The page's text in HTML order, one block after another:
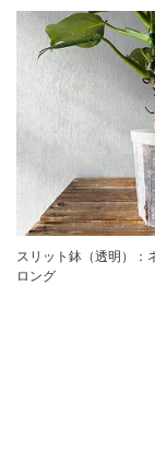
スリット鉢（透明）：
ロング